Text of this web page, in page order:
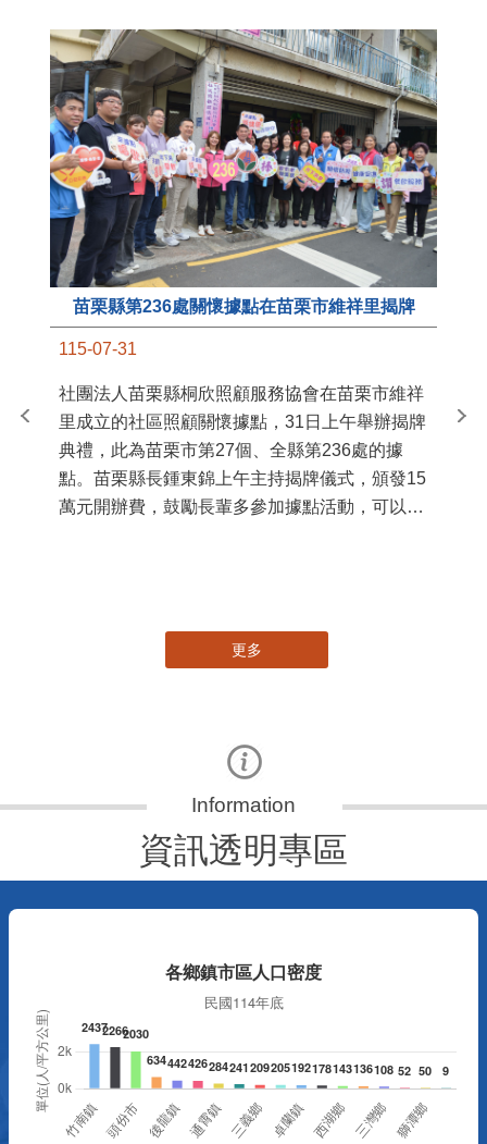
苗栗縣第236處關懷據點在苗栗市維祥里揭牌
115-07-31
社團法人苗栗縣桐欣照顧服務協會在苗栗市維祥
里成立的社區照顧關懷據點，31日上午舉辦揭牌
典禮，此為苗栗市第27個、全縣第236處的據
點。苗栗縣長鍾東錦上午主持揭牌儀式，頒發15
萬元開辦費，鼓勵長輩多參加據點活動，可以更
苗
更多
資訊透明專區